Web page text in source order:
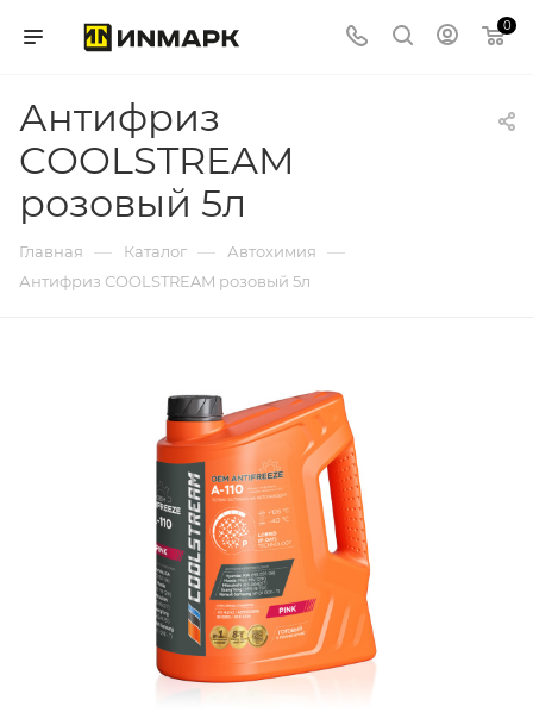
0
Антифриз
COOLSTREAM
розовый 5л
Главная — Каталог — Автохимия —
Антифриз COOLSTREAM розовый 5л